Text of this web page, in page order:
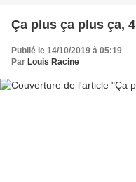
Ça plus ça plus ça, 4
Publié le 14/10/2019 à 05:19
Par Louis Racine